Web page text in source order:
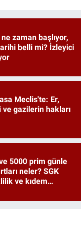
zaman başlıyor,
belli mi? İzleyici
Meclis'te: Er,
gazilerin hakları
5000 prim günle
neler? SGK
ve kıdem